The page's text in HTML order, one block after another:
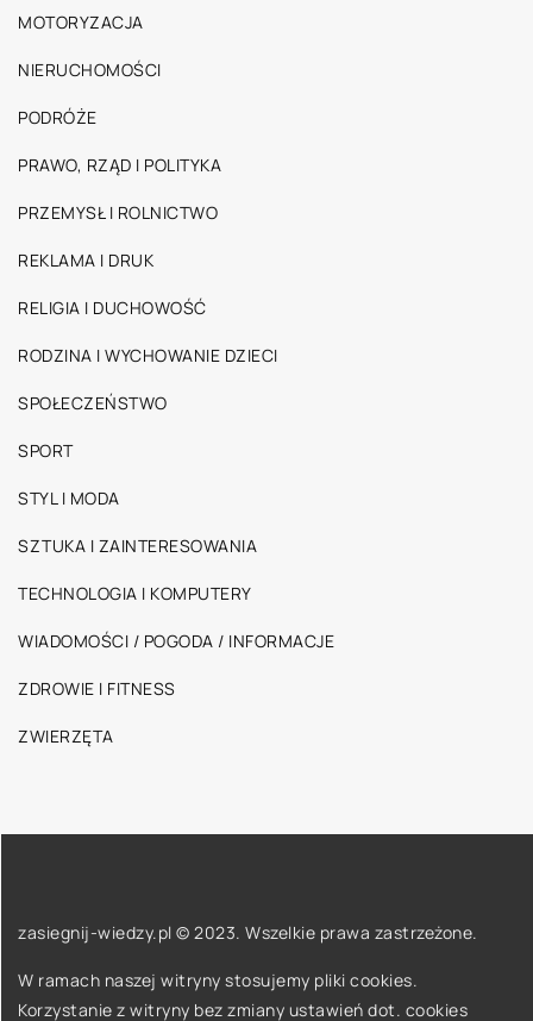
MOTORYZACJA
NIERUCHOMOŚCI
PODRÓŻE
PRAWO, RZĄD I POLITYKA
PRZEMYSŁ I ROLNICTWO
REKLAMA I DRUK
RELIGIA I DUCHOWOŚĆ
RODZINA I WYCHOWANIE DZIECI
SPOŁECZEŃSTWO
SPORT
STYL I MODA
SZTUKA I ZAINTERESOWANIA
TECHNOLOGIA I KOMPUTERY
WIADOMOŚCI / POGODA / INFORMACJE
ZDROWIE I FITNESS
ZWIERZĘTA
zasiegnij-wiedzy.pl © 2023. Wszelkie prawa zastrzeżone.
W ramach naszej witryny stosujemy pliki cookies.
Korzystanie z witryny bez zmiany ustawień dot. cookies